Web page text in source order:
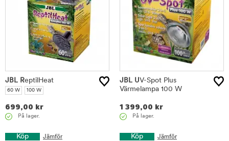
JBL ReptilHeat
60 W 100 W
699,00 kr
På lager.
Köp Jämför
JBL UV-Spot Plus
Värmelampa 100 W
1 399,00 kr
På lager.
Köp Jämför